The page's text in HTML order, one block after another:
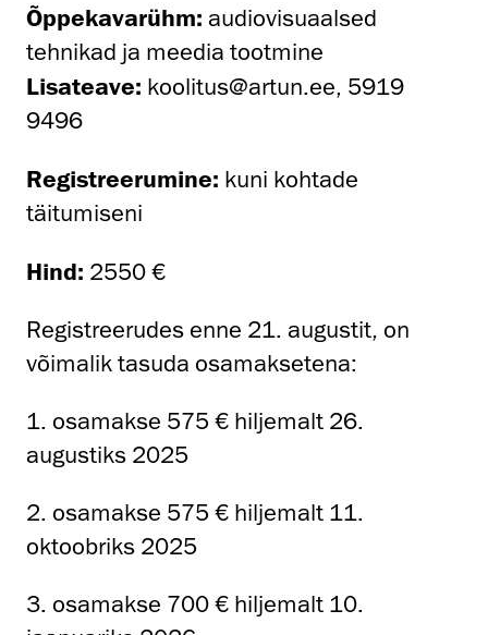
Õppekavarühm: audiovisuaalsed
tehnikad ja meedia tootmine
Lisateave: koolitus@artun.ee, 5919
9496
Registreerumine: kuni kohtade
täitumiseni
Hind: 2550 €
Registreerudes enne 21. augustit, on
võimalik tasuda osamaksetena:
1. osamakse 575 € hiljemalt 26.
augustiks 2025
2. osamakse 575 € hiljemalt 11.
oktoobriks 2025
3. osamakse 700 € hiljemalt 10.